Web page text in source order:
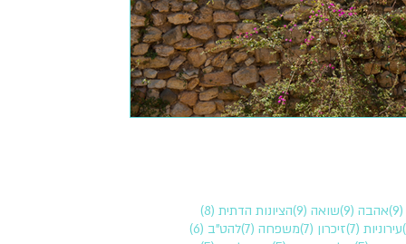
(9) 9 פוסטיםאהבה (9) 9 פוסטיםשואה (9) 9 פוסטיםהציונות הדתית (8) 8 פוסטים
7 פוסטיםעירוניות (7) 7 פוסטיםזיכרון (7) 7 פוסטיםמשפחה (7) 7 פוסטים
להט"ב (6) 6 פוסטים